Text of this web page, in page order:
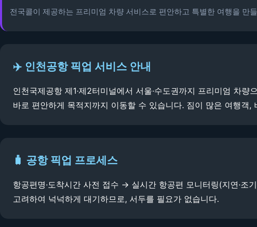
전국콜이 제공하는 프리미엄 차량 서비스로 편안하고 특별한 여행을 만
✈️ 인천공항 픽업 서비스 안내
인천국제공항 제1·제2터미널에서 서울·수도권까지 프리미엄 차
바로 편안하게 목적지까지 이동할 수 있습니다. 짐이 많은 여행객
🧳 공항 픽업 프로세스
항공편명·도착시간 사전 접수 → 실시간 항공편 모니터링(지연·
고려하여 넉넉하게 대기하므로, 서두를 필요가 없습니다.